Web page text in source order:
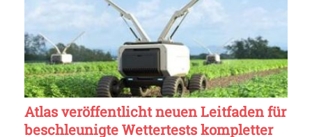
Atlas veröffentlicht neuen Leitfaden für
beschleunigte Wettertests kompletter